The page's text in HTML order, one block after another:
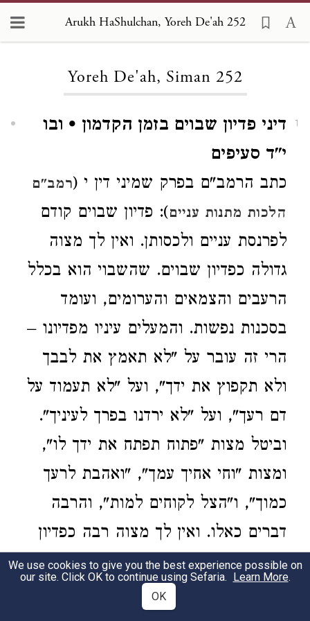
Arukh HaShulchan, Yoreh De'ah 252
Yoreh De'ah, Siman 252
1
דיני פדיון שבוים בזמן הקדמון • ובו
י"ד סעיפים
כתב הרמב"ם בפרק שמיני דין י (רמב"ם
הלכות מתנות עניים): פדיון שבוים קודם
לפרנסת עניים ולכסותן. ואין לך מצוה
גדולה כפדיון שבוים. שהשבוי הוא בכלל
הרעבים והצמאים והערומים, ועומד
בסכנות נפשות. והמעלים עיניו מפדיונו –
הרי זה עובר על "לא תאמץ את לבבך
ולא תקפוץ את ידך", ועל "לא תעמוד על
דם רעך", ועל "לא ירדנו בפרך לעיניך".
וביטל מצות "פתוח תפתח את ידך לו",
ומצות "וחי אחיך עמך", "ואהבת לרעך
כמוך", ו"הצל לקוחים למות", והרבה
דברים כאלו. ואין לך מצוה רבה כפדיון
שבוים. עד כאן לשונו. וכל זה היה בזמן
הקדמון, וגם עתה בקצוות הרחוקות
We use cookies to give you the best experience possible on
our site. Click OK to continue using Sefaria. Learn More.
OK